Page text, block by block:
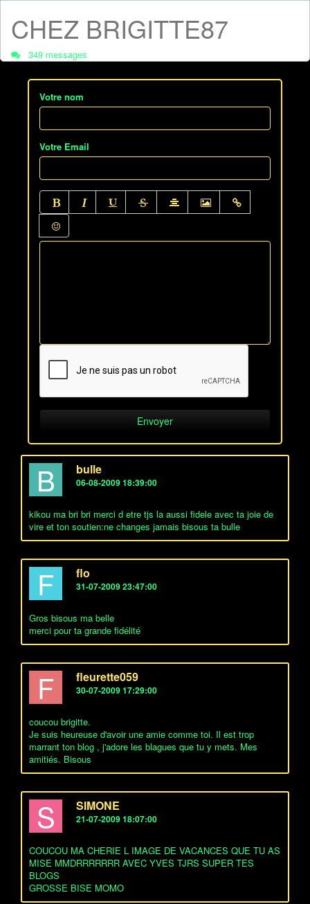
CHEZ BRIGITTE87
349 messages
Votre nom
Votre Email
B bulle
06-08-2009 18:39:00
kikou ma bri bri merci d etre tjs la aussi fidele avec ta joie de
vire et ton soutien:ne changes jamais bisous ta bulle
F flo
31-07-2009 23:47:00
Gros bisous ma belle
merci pour ta grande fidélité
F fleurette059
30-07-2009 17:29:00
coucou brigitte.
Je suis heureuse d'avoir une amie comme toi. Il est trop
marrant ton blog , j'adore les blagues que tu y mets. Mes
amitiés. Bisous
S SIMONE
21-07-2009 18:07:00
COUCOU MA CHERIE L IMAGE DE VACANCES QUE TU AS
MISE MMDRRRRRRR AVEC YVES TJRS SUPER TES
BLOGS
GROSSE BISE MOMO